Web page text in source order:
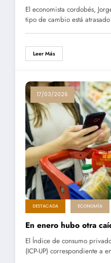
El economista cordobés,
tipo de cambio está
Leer Más
17/03/2026
DESTACADA ECONOMÍA
En enero hubo otra
El Índice de consumo
(ICP-UP) correspondiente a